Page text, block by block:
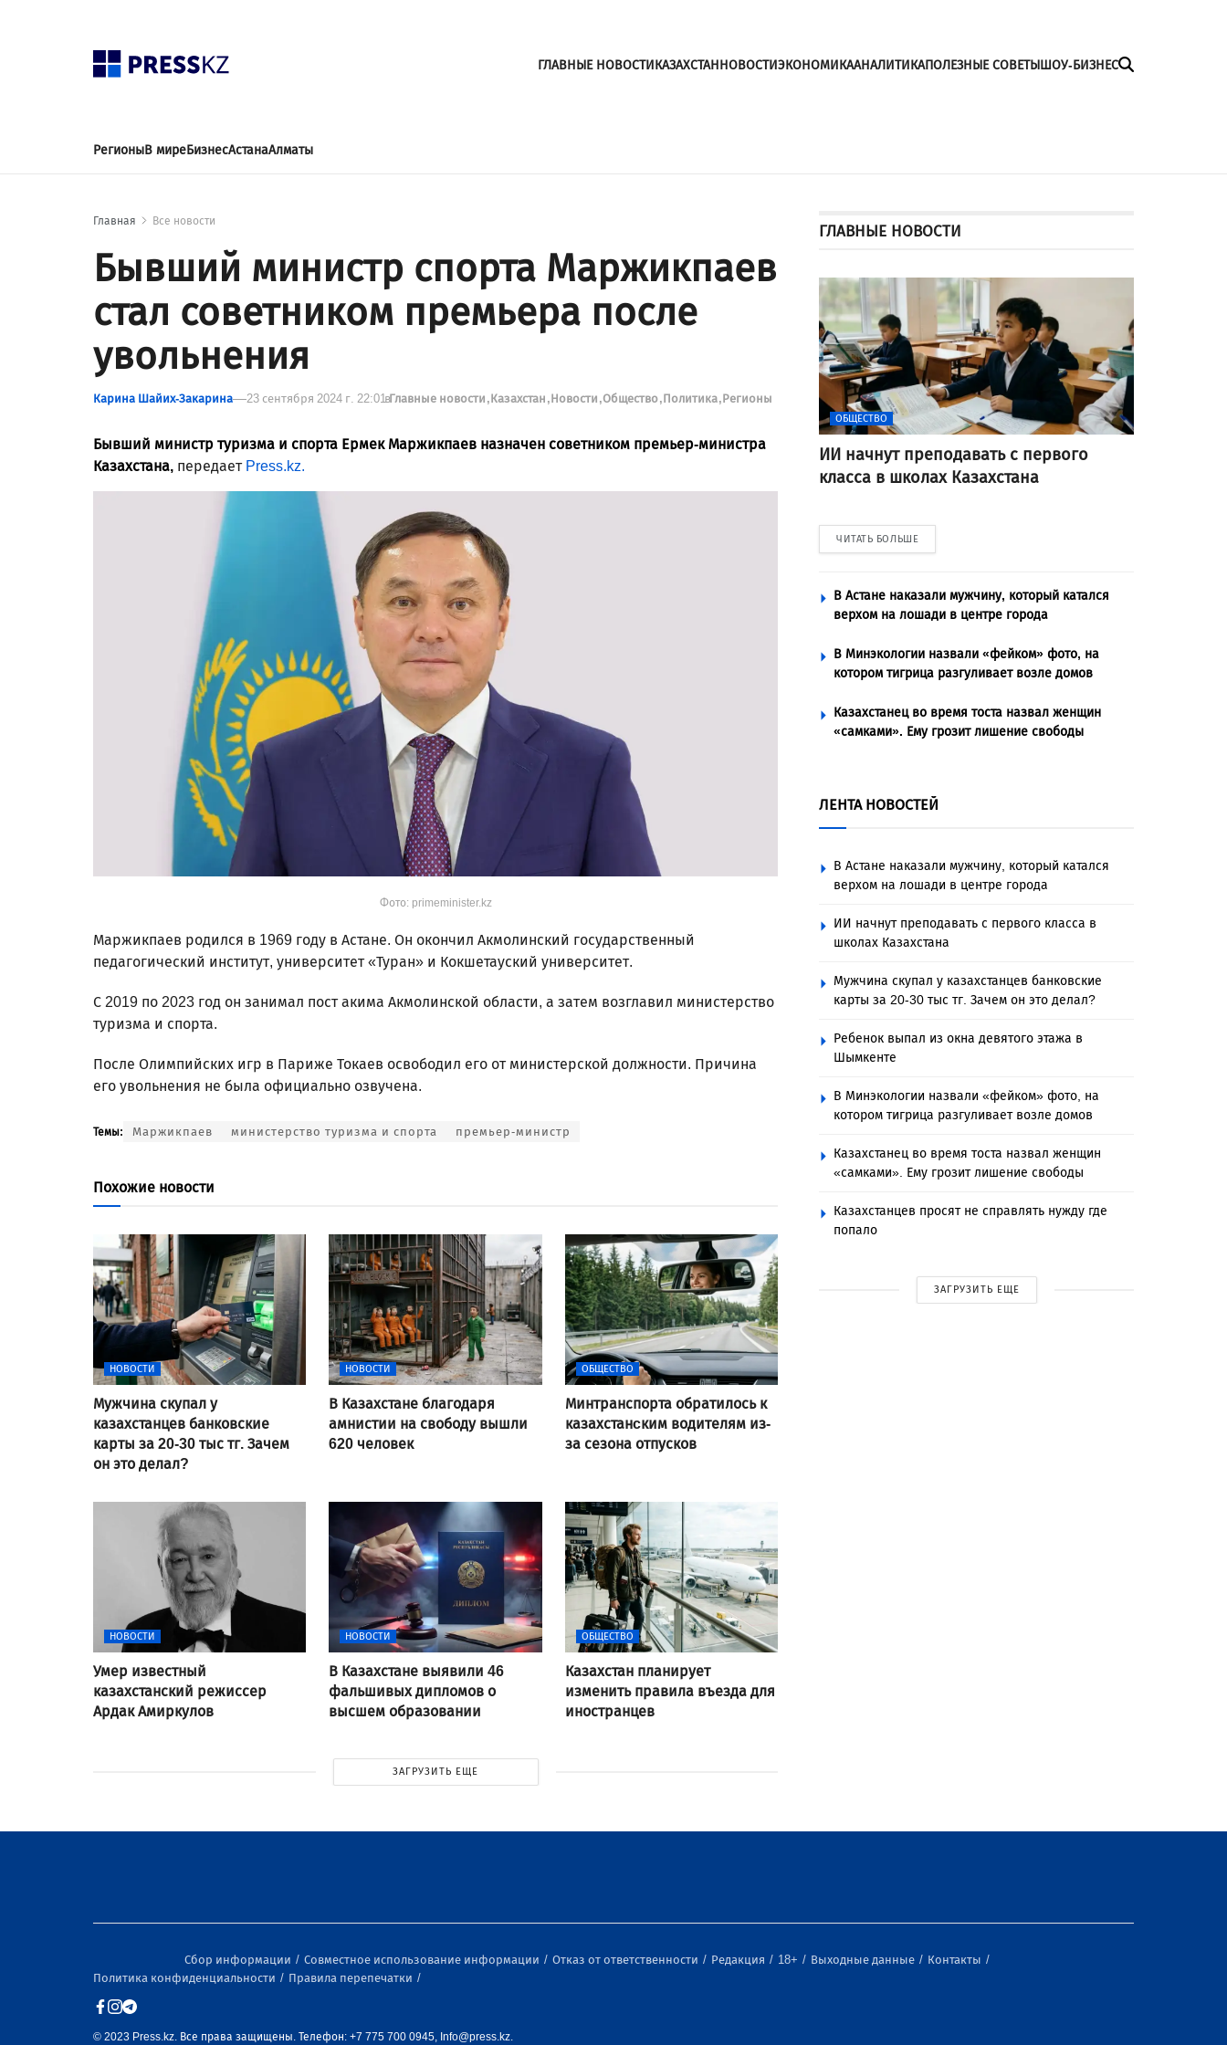
ГЛАВНЫЕ НОВОСТИКАЗАХСТАННОВОСТИЭКОНОМИКААНАЛИТИКАПОЛЕЗНЫЕ СОВЕТЫШОУ-БИЗНЕС
РегионыВ миреБизнесАстанаАлматы
Главная Все новости
Бывший министр спорта Маржикпаев
стал советником премьера после
увольнения
Карина Шайих-Закарина 23 сентября 2024 г. 22:01вГлавные новости Казахстан НовостиОбщество Политика Регионы
Бывший министр туризма и спорта Ермек Маржикпаев назначен советником премьер-министра
Казахстана, передает Press.kz.
Фото: primeminister.kz
Маржикпаев родился в 1969 году в Астане. Он окончил Акмолинский государственный
педагогический институт, университет «Туран» и Кокшетауский университет.
С 2019 по 2023 год он занимал пост акима Акмолинской области, а затем возглавил министерство
туризма и спорта.
После Олимпийских игр в Париже Токаев освободил его от министерской должности. Причина
его увольнения не была официально озвучена.
Темы: Маржикпаев министерство туризма и спорта премьер-министр
Похожие новости
НОВОСТИ
Мужчина скупал у
казахстанцев банковские
карты за 20-30 тыс тг. Зачем
он это делал?
НОВОСТИ
В Казахстане благодаря
амнистии на свободу вышли
620 человек
ОБЩЕСТВО
Минтранспорта обратилось к
казахстанcким водителям из-
за сезона отпусков
НОВОСТИ
Умер известный
казахстанский режиссер
Ардак Амиркулов
НОВОСТИ
В Казахстане выявили 46
фальшивых дипломов о
высшем образовании
ОБЩЕСТВО
Казахстан планирует
изменить правила въезда для
иностранцев
ЗАГРУЗИТЬ ЕЩЕ
ГЛАВНЫЕ НОВОСТИ
ОБЩЕСТВО
ИИ начнут преподавать с первого
класса в школах Казахстана
ЧИТАТЬ БОЛЬШЕ
В Астане наказали мужчину, который катался
верхом на лошади в центре города
В Минэкологии назвали «фейком» фото, на
котором тигрица разгуливает возле домов
Казахстанец во время тоста назвал женщин
«самками». Ему грозит лишение свободы
ЛЕНТА НОВОСТЕЙ
В Астане наказали мужчину, который катался
верхом на лошади в центре города
ИИ начнут преподавать с первого класса в
школах Казахстана
Мужчина скупал у казахстанцев банковские
карты за 20-30 тыс тг. Зачем он это делал?
Ребенок выпал из окна девятого этажа в
Шымкенте
В Минэкологии назвали «фейком» фото, на
котором тигрица разгуливает возле домов
Казахстанец во время тоста назвал женщин
«самками». Ему грозит лишение свободы
Казахстанцев просят не справлять нужду где
попало
ЗАГРУЗИТЬ ЕЩЕ
Сбор информации Совместное использование информации Отказ от ответственности Редакция 18+ Выходные данные
Контакты
Политика конфиденциальности
Правила перепечатки
© 2023 Press.kz. Все права защищены. Телефон: +7 775 700 0945, Info@press.kz.